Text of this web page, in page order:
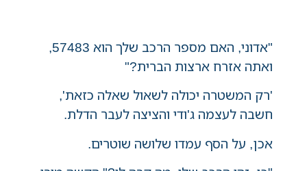
"אדוני, האם מספר הרכב שלך הוא 57483,
ואתה אזרח ארצות הברית?"
'רק המשטרה יכולה לשאול שאלה כזאת',
חשבה לעצמה ג'ודי והציצה לעבר הדלת.
אכן, על הסף עמדו שלושה שוטרים.